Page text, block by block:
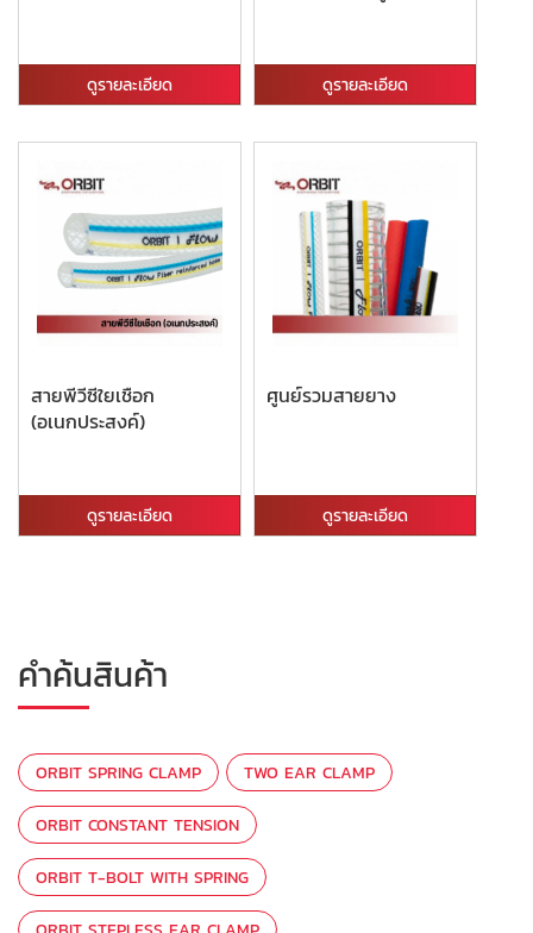
ดูรายละเอียด ดูรายละเอียด
สายพีวีซีใยเชือก
(อเนกประสงค์)
ดูรายละเอียด
ศูนย์รวมสายยาง
ดูรายละเอียด
คำค้นสินค้า
ORBIT SPRING CLAMP TWO EAR CLAMP
ORBIT CONSTANT TENSION
ORBIT T-BOLT WITH SPRING